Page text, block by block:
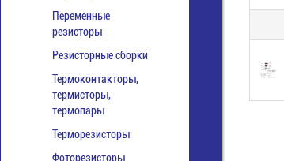
Переменные
резисторы
Резисторные сборки
Термоконтакторы,
термисторы,
термопары
Терморезисторы
Фоторезисторы